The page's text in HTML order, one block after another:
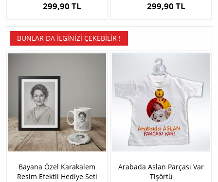
299,90 TL 299,90 TL
BUNLAR DA İLGINIZI ÇEKEBILIR !
Bayana Özel Karakalem
Resim Efektli Hediye Seti
Arabada Aslan Parçası Var
Tişörtü